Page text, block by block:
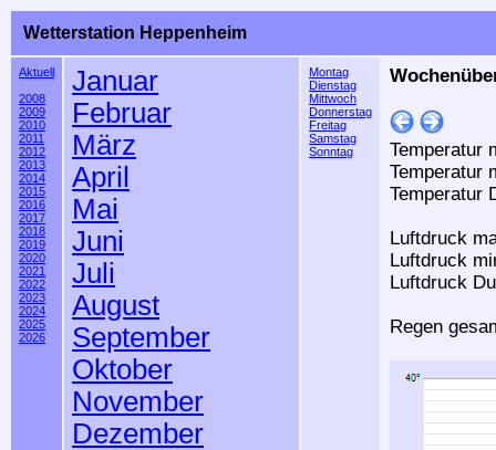
Wetterstation Heppenheim
Aktuell
2008
2009
2010
2011
2012
2013
2014
2015
2016
2017
2018
2019
2020
2021
2022
2023
2024
2025
2026
Januar
Februar
März
April
Mai
Juni
Juli
August
September
Oktober
November
Dezember
Montag
Dienstag
Mittwoch
Donnerstag
Freitag
Samstag
Sonntag
Temperatur
Temperatur
Temperatur
Luftdruck
Luftdruck
Luftdruck
Regen